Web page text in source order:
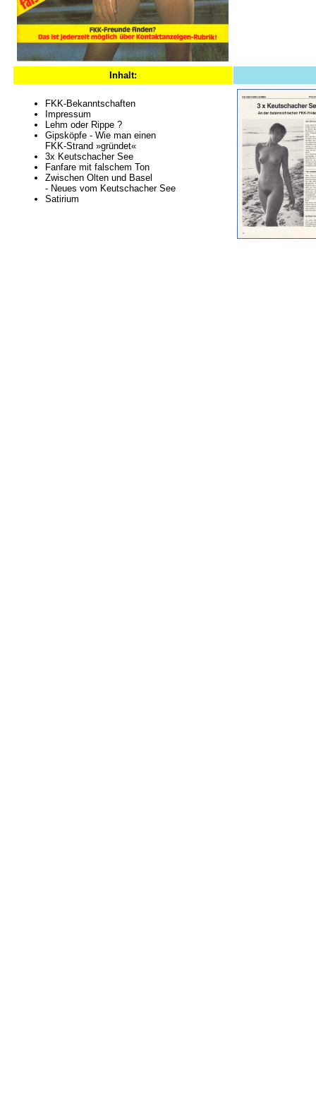
Inhalt:
FKK-Bekanntschaften
Impressum
Lehm oder Rippe ?
Gipsköpfe - Wie man einen
FKK-Strand »gründet«
3x Keutschacher See
Fanfare mit falschem Ton
Zwischen Olten und Basel
- Neues vom Keutschacher See
Satirium